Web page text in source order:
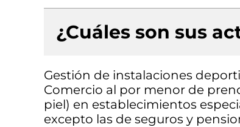
¿Cuáles son sus
Gestión de instalaciones
Comercio al por menor de
piel) en establecimientos
excepto las de seguros y